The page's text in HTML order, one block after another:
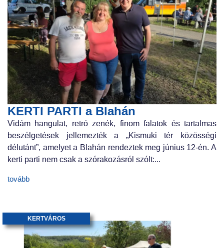
KERTI PARTI a Blahán
Vidám hangulat, retró zenék, finom falatok és tartalmas
beszélgetések jellemezték a „Kismuki tér közösségi
délutánt”, amelyet a Blahán rendeztek meg június 12-én. A
kerti parti nem csak a szórakozásról szólt:...
tovább
KERTVÁROS